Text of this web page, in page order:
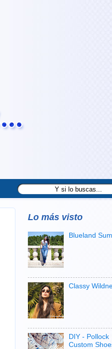
Lo más visto
Blueland
Classy
DIY - Pollock
Custom